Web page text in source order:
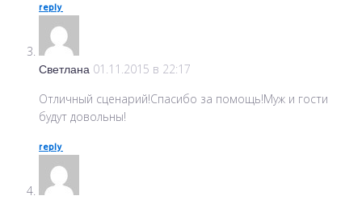
reply
Светлана 01.11.2015 в 22:17
Отличный сценарий!Спасибо за помощь!Муж и гости
будут довольны!
reply